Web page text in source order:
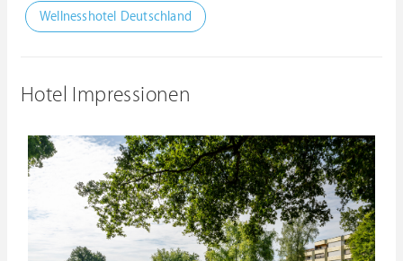
Wellnesshotel Deutschland
Hotel Impressionen